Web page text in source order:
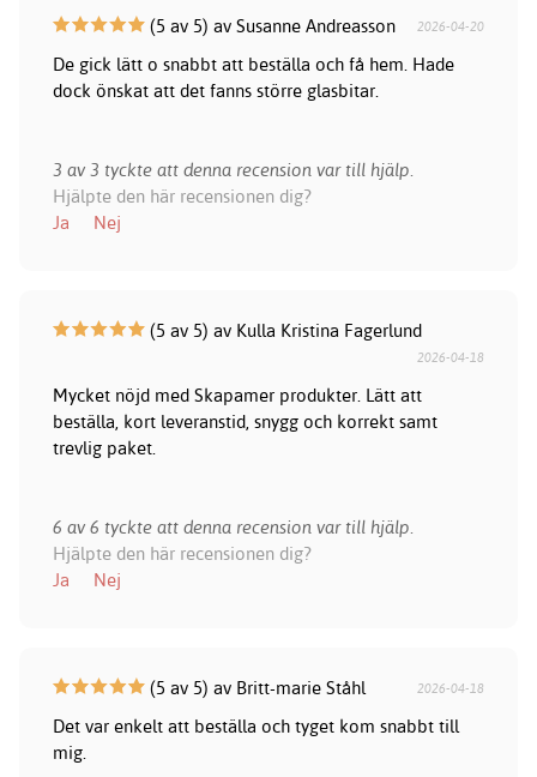
(5 av 5) av Susanne Andreasson 2026-04-20
De gick lätt o snabbt att beställa och få hem. Hade
dock önskat att det fanns större glasbitar.
3 av 3 tyckte att denna recension var till hjälp.
Hjälpte den här recensionen dig?
Ja
Nej
(5 av 5) av Kulla Kristina Fagerlund
2026-04-18
Mycket nöjd med Skapamer produkter. Lätt att
beställa, kort leveranstid, snygg och korrekt samt
trevlig paket.
6 av 6 tyckte att denna recension var till hjälp.
Hjälpte den här recensionen dig?
Ja
Nej
(5 av 5) av Britt-marie Ståhl 2026-04-18
Det var enkelt att beställa och tyget kom snabbt till
mig.